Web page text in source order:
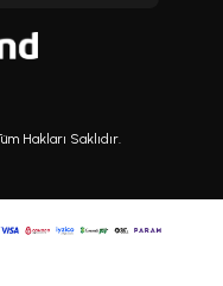
Hakları Saklıdır.